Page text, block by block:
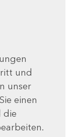
und
unser
einen
die